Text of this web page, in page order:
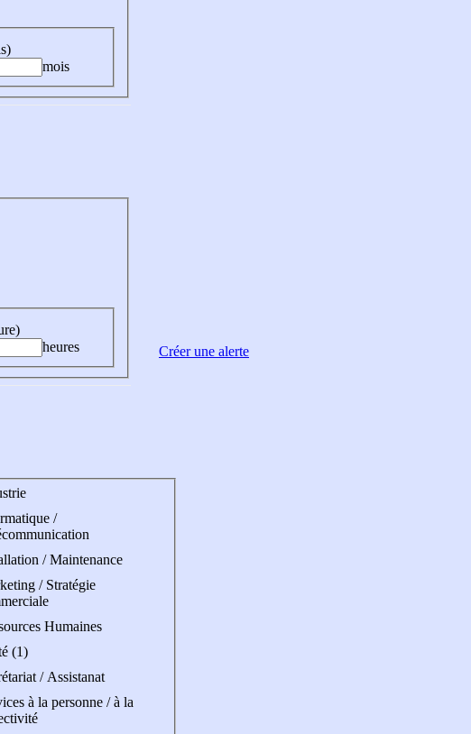
mois
heures
/
/ Maintenance
/ Stratégie
Humaines
(1)
/ Assistanat
à la personne / à la
Créer une alerte